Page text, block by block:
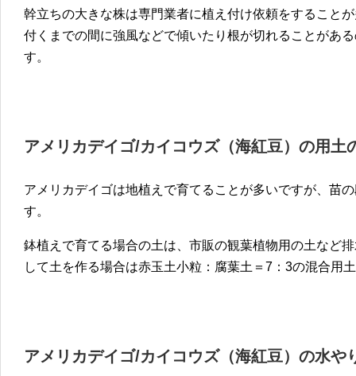
幹立ちの大きな株は専門業者に植え付け依頼をすること
付くまでの間に強風などで傾いたり根が切れることがあ
す。
アメリカデイゴ/カイコウズ（海紅豆）の用土
アメリカデイゴは地植えで育てることが多いですが、苗
す。
鉢植えで育てる場合の土は、市販の観葉植物用の土など
して土を作る場合は赤玉土小粒：腐葉土＝7：3の混合用
アメリカデイゴ/カイコウズ（海紅豆）の水や